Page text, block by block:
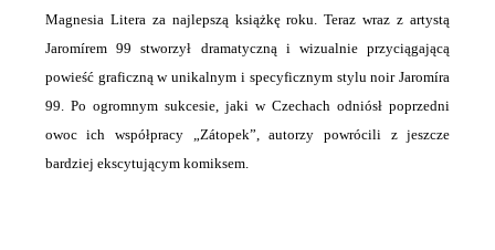
Magnesia Litera za najlepszą książkę roku. Teraz wraz z artystą
Jaromírem 99 stworzył dramatyczną i wizualnie przyciągającą
powieść graficzną w unikalnym i specyficznym stylu noir Jaromíra
99. Po ogromnym sukcesie, jaki w Czechach odniósł poprzedni
owoc ich współpracy „Zátopek”, autorzy powrócili z jeszcze
bardziej ekscytującym komiksem.